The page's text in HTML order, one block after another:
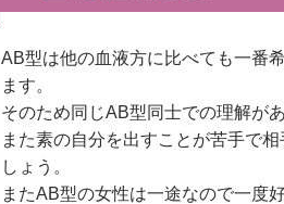
AB型は他の血液方に比べても一番
ます。
そのため同じAB型同士での理解が
また素の自分を出すことが苦手で
しょう。
またAB型の女性は一途なので一度